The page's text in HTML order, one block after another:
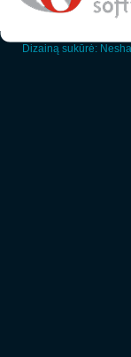
Dizainą sukūrė: